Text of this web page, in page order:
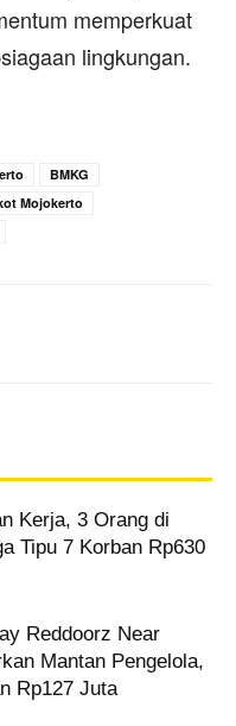
memperkuat
lingkungan.
BMKG
Mojokerto
Kerja, 3 Orang di
Tipu 7 Korban Rp630
Reddoorz Near
Mantan Pengelola,
Rp127 Juta